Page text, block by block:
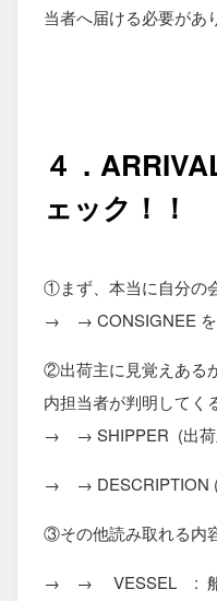
当者へ届ける必要があ
４．
ェック！！
①まず、本当に自分の
→ → CONSIGNEE を
②出荷主に見覚えある
内担当者が判明してく
→ → SHIPPER (出荷
→ → DESCRIPTION (
③その他読み取れる内
→ → VESSEL :